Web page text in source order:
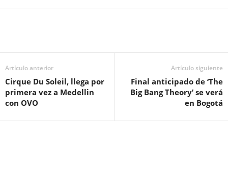
Artículo anterior
Cirque Du Soleil, llega por
primera vez a Medellin
con OVO
Artículo siguiente
Final anticipado de ‘The
Big Bang Theory’ se verá
en Bogotá